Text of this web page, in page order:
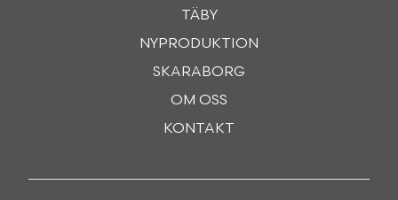
TÄBY
NYPRODUKTION
SKARABORG
OM OSS
KONTAKT